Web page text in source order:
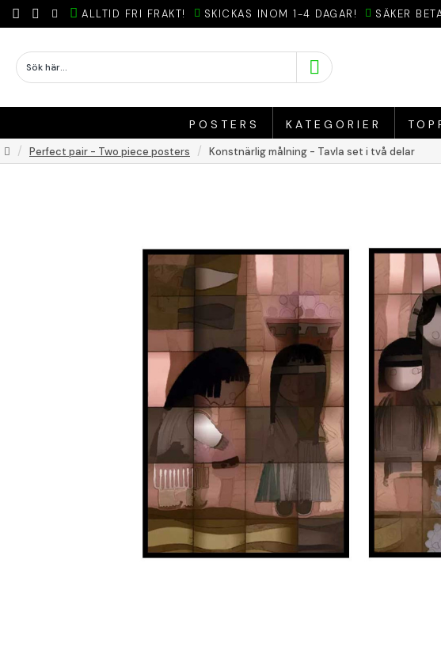
ALLTID FRI FRAKT! SKICKAS INOM 1-4 DAGAR! SÄKER
POSTERS KATEGORIER
Perfect pair - Two piece posters Konstnärlig målning - Tavla set i två delar